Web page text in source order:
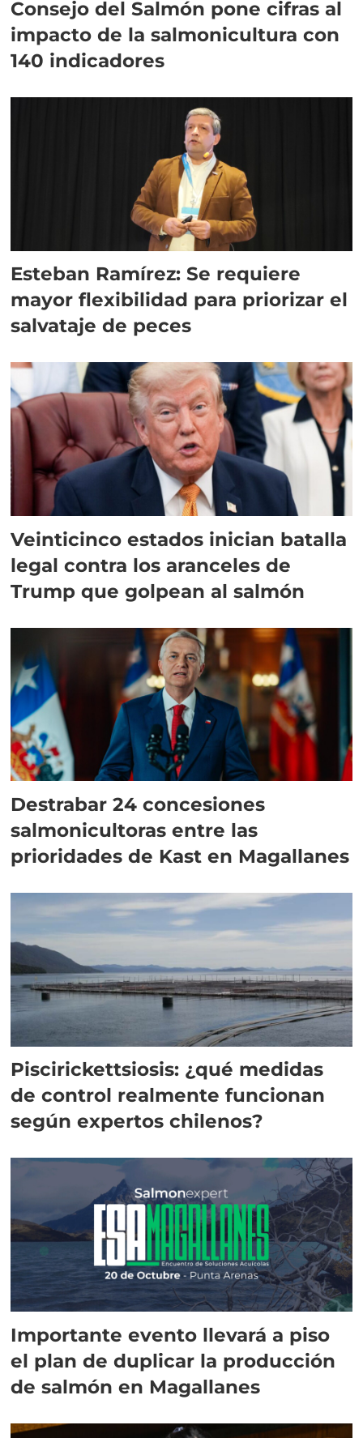
Consejo del Salmón pone cifras al
impacto de la salmonicultura con
140 indicadores
Esteban Ramírez: Se requiere
mayor flexibilidad para priorizar el
salvataje de peces
Veinticinco estados inician batalla
legal contra los aranceles de
Trump que golpean al salmón
Destrabar 24 concesiones
salmonicultoras entre las
prioridades de Kast en Magallanes
Piscirickettsiosis: ¿qué medidas
de control realmente funcionan
según expertos chilenos?
Importante evento llevará a piso
el plan de duplicar la producción
de salmón en Magallanes